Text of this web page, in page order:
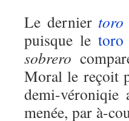
Le dernier toro
puisque le toro
sobrero
Moral le reçoit
demi-
menée, par à-